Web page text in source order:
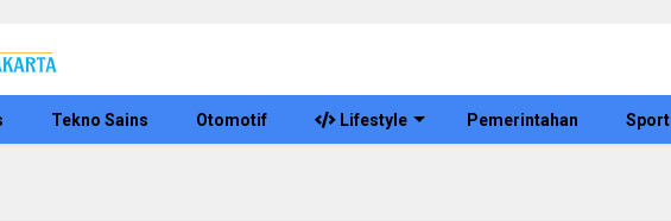
Tekno Sains Otomotif Lifestyle Pemerintahan Sport